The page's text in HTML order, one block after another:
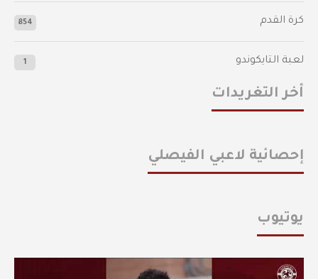
كرة القدم 854
لعبة التايكوندو 1
أخر التغريدات
إحصائية لاعبي الفيصلي
يوتيوب